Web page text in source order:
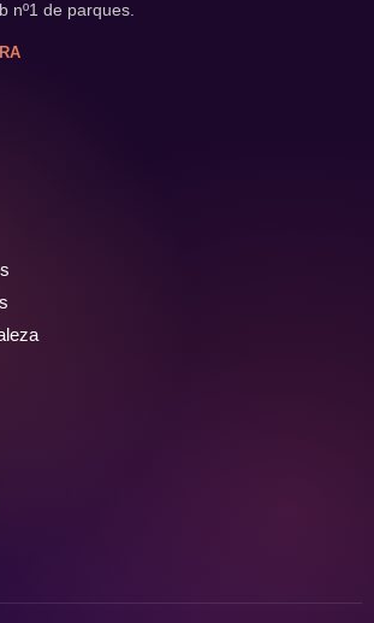
nº1 de parques.